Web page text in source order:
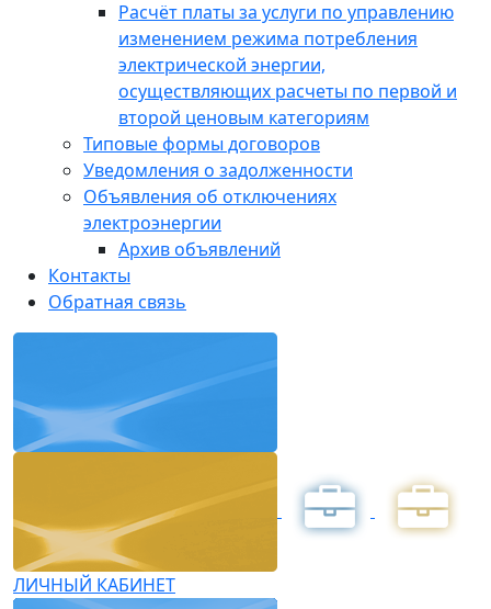
Расчёт платы за услуги по управлению
изменением режима потребления
электрической энергии,
осуществляющих расчеты по первой и
второй ценовым категориям
Типовые формы договоров
Уведомления о задолженности
Объявления об отключениях
электроэнергии
Архив объявлений
Контакты
Обратная связь
ЛИЧНЫЙ КАБИНЕТ